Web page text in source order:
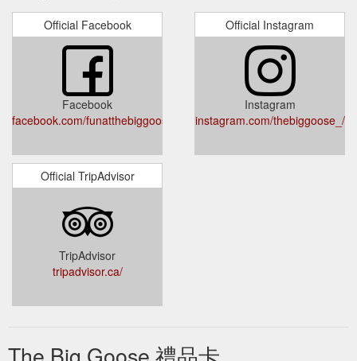
Official Facebook
Facebook
facebook.com/funatthebiggoose
Official Instagram
Instagram
instagram.com/thebiggoose_/
Official TripAdvisor
TripAdvisor
tripadvisor.ca/